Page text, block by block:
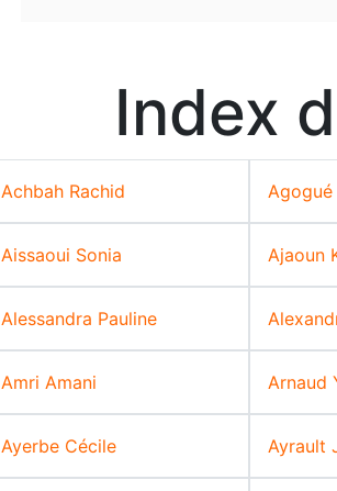
Index
Achbah Rachid
Aissaoui Sonia Ajaoun
Alessandra Pauline
Amri Amani Arnaud
Ayerbe Cécile Ayrault